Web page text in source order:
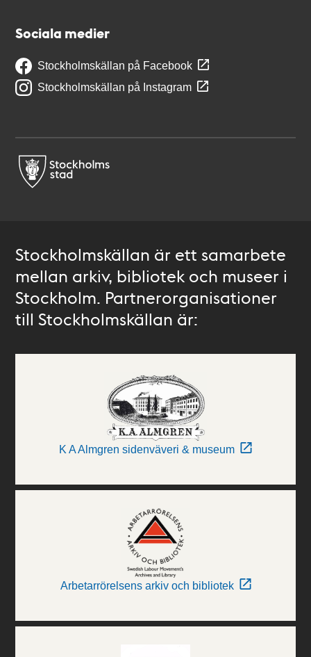
Sociala medier
Stockholmskällan på Facebook
Stockholmskällan på Instagram
Stockholmskällan är ett samarbete
mellan arkiv, bibliotek och museer i
Stockholm. Partnerorganisationer
till Stockholmskällan är:
K A Almgren sidenväveri & museum
Arbetarrörelsens arkiv och bibliotek